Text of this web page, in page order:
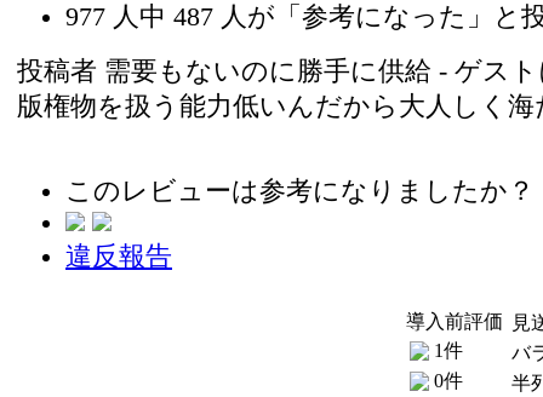
977 人中 487 人が「参考になった」と
投稿者 需要もないのに勝手に供給 - ゲス
版権物を扱う能力低いんだから大人しく
このレビューは参考になりましたか？
違反報告
導入前評価
1件
0件
見
バ
半